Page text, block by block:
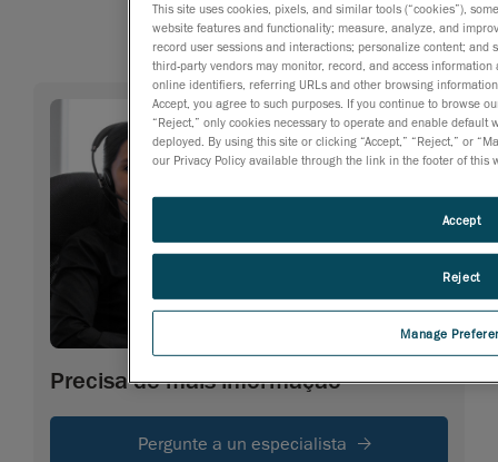
Precisa de mais informação
Pergunte a un especialista
This site uses cookies, pixels, and similar tools (“cookies”),
website features and functionality; measure, analyze, and
record user sessions and interactions; personalize content;
third-party vendors may monitor, record, and access
online identifiers, referring URLs and other browsing
Accept, you agree to such purposes. If you continue to browse
“Reject,” only cookies necessary to operate and enable
deployed. By using this site or clicking “Accept,” “Reject,” or
our Privacy Policy available through the link in the footer of this
Manage
Reject
Accept